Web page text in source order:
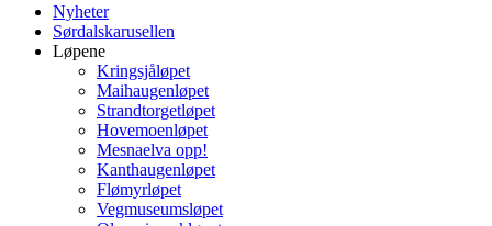
Nyheter
Sørdalskarusellen
Løpene
Kringsjåløpet
Maihaugenløpet
Strandtorgetløpet
Hovemoenløpet
Mesnaelva opp!
Kanthaugenløpet
Flømyrløpet
Vegmuseumsløpet